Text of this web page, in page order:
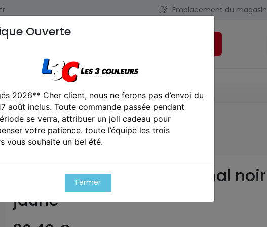
Emplacement du magasin
série aero thermal noir jaune
Masque série aero thermal noir
jaune
Ouverte
2026** Cher client, nous ne ferons pas d’envoi du
août inclus. Toute commande passée pendant
se verra, attribuer un joli cadeau pour
votre patience. toute l’équipe les trois
vous souhaite un bel été.
Fermer